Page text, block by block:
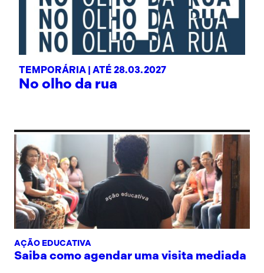
TEMPORÁRIA | ATÉ 28.03.2027
No olho da rua
AÇÃO EDUCATIVA
Saiba como agendar uma visita mediada